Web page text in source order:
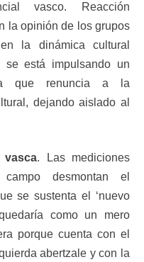
vasco. Reacción
la opinión de los grupos
la dinámica cultural
está impulsando un
que renuncia a la
dejando aislado al
vasca. Las mediciones
desmontan el
se sustenta el ‘nuevo
como un mero
porque cuenta con el
abertzale y con la